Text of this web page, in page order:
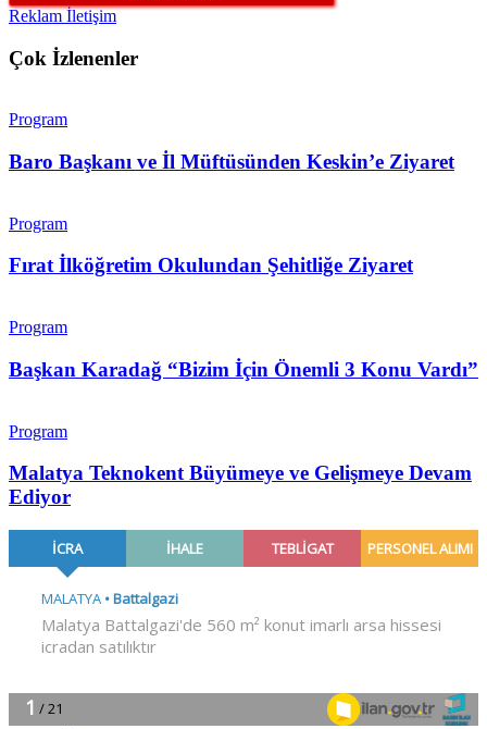
Reklam İletişim
Çok İzlenenler
Program
Baro Başkanı ve İl Müftüsünden Keskin’e Ziyaret
Program
Fırat İlköğretim Okulundan Şehitliğe Ziyaret
Program
Başkan Karadağ “Bizim İçin Önemli 3 Konu Vardı”
Program
Malatya Teknokent Büyümeye ve Gelişmeye Devam
Ediyor